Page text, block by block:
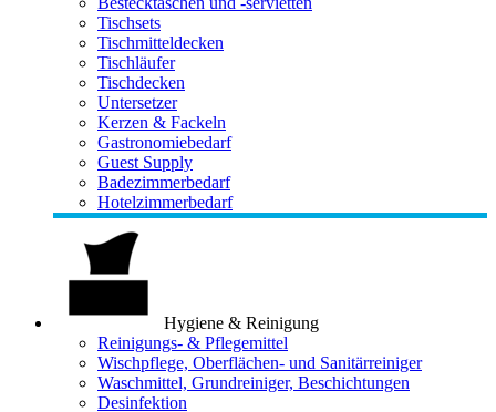
Tischsets
Tischmitteldecken
Tischläufer
Tischdecken
Untersetzer
Kerzen & Fackeln
Gastronomiebedarf
Guest Supply
Badezimmerbedarf
Hotelzimmerbedarf
Hygiene & Reinigung
Reinigungs- & Pflegemittel
Wischpflege, Oberflächen- und Sanitärreiniger
Waschmittel, Grundreiniger, Beschichtungen
Desinfektion